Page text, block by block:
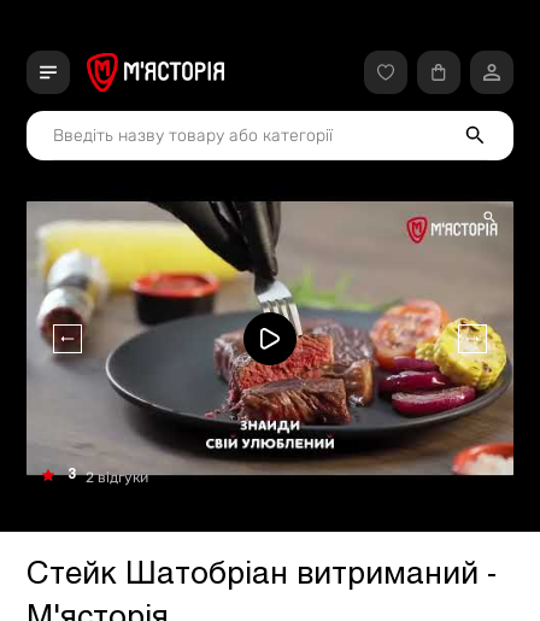
3 2 відгуки
Стейк Шатобріан витриманий -